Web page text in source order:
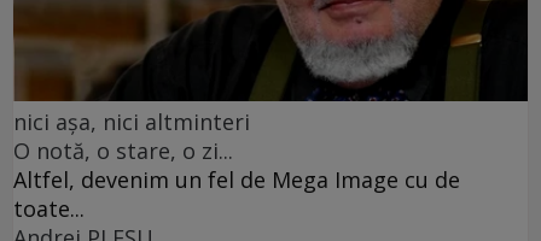
nici așa, nici altminteri
O notă, o stare, o zi...
Altfel, devenim un fel de Mega Image cu de
toate...